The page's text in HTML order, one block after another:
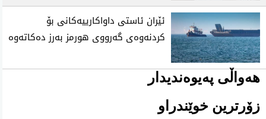
ئێران ئاستی‌ داواكارییه‌كانی‌ بۆ
كردنه‌وه‌ی‌ گه‌رووی هورمز به‌رز ده‌كاته‌وه‌
هەواڵی پەیوەندیدار
زۆرترین خوێندراو